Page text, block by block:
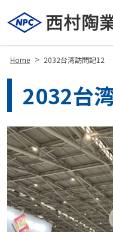
Home > 2032台湾訪問記12
2032台
Site
Footer